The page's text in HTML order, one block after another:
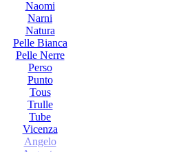
Naomi
Narni
Natura
Pelle Bianca
Pelle Nerre
Perso
Punto
Tous
Trulle
Tube
Vicenza
Angelo